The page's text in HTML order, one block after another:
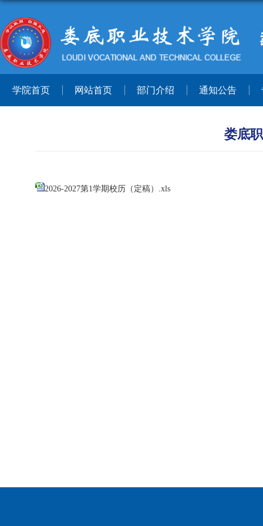
学院首页 网站首页 部门介绍 通知公告
娄底
2026-2027第1学期校历（定稿）.xls